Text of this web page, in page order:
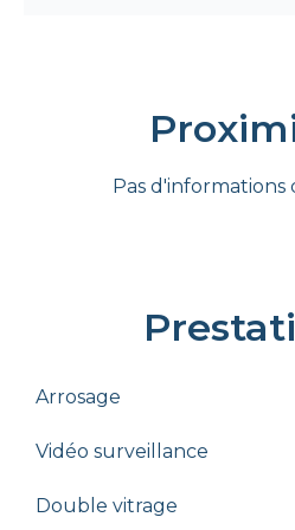
Pas d'informations
Arrosage
Vidéo surveillance
Double vitrage